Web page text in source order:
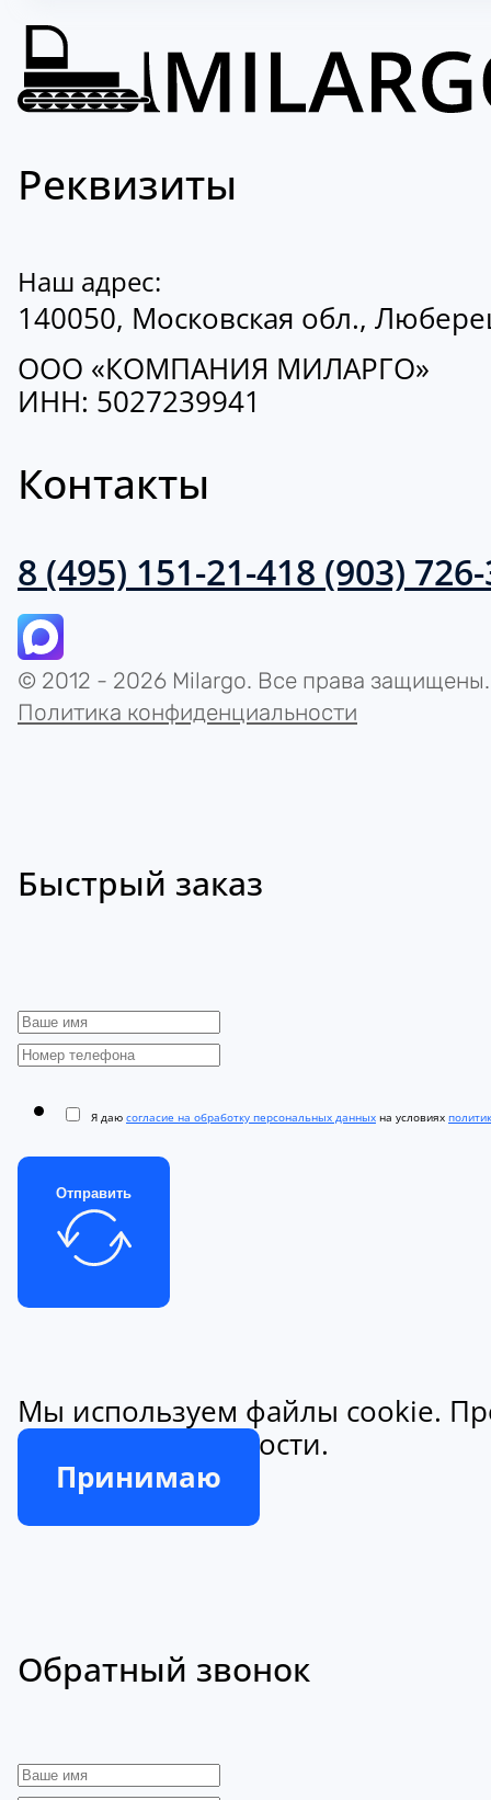
Реквизиты
Наш адрес:
140050, Московская обл.,
ООО «КОМПАНИЯ МИЛАРГО»
ИНН: 5027239941
Контакты
8 (495) 151-21-418 (903)
© 2012 - 2026 Milargo. Все права защищены.
Политика конфиденциальности
Быстрый заказ
Я даю согласие на обработку персональных данных на условиях
Отправить
Мы используем файлы cookie.
конфиденциальности.
Принимаю
Обратный звонок